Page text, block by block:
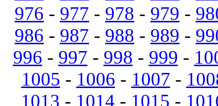
976 - 977 - 978 - 979 -
986 - 987 - 988 - 989 -
996 - 997 - 998 - 999 -
1005 - 1006 - 1007 -
1013 - 1014 - 1015 -